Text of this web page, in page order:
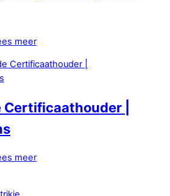
meer
|
meer